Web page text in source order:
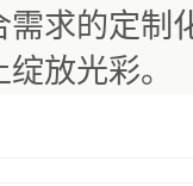
求的定制
放光彩。